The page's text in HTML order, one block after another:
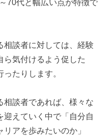
70代と幅広い点が特徴で
相談者に対しては、経験
ら気付けるよう促した
たりします。
相談者であれば、様々な
迎えていく中で「自分自
アを歩みたいのか」